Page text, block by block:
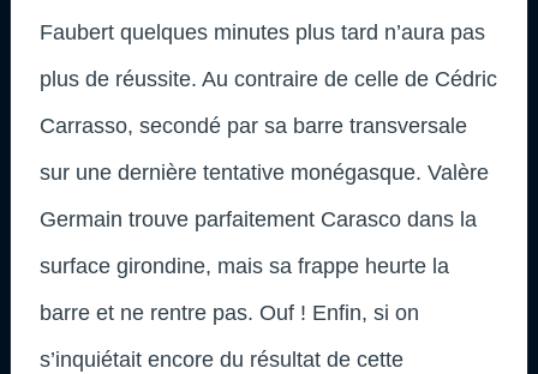
Faubert quelques minutes plus tard n’aura pas
plus de réussite. Au contraire de celle de Cédric
Carrasso, secondé par sa barre transversale
sur une dernière tentative monégasque. Valère
Germain trouve parfaitement Carasco dans la
surface girondine, mais sa frappe heurte la
barre et ne rentre pas. Ouf ! Enfin, si on
s’inquiétait encore du résultat de cette